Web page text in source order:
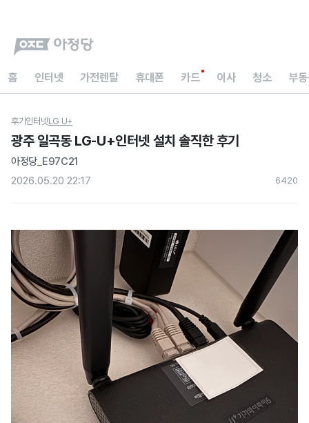
홈 인터넷 가전렌탈 휴대폰 카드 이사 청소 부
후기 인터넷LG U+
광주 일곡동 LG-U+인터넷 설치 솔직한 후기
아정당_E97C21
2026.05.20 22:17
6420